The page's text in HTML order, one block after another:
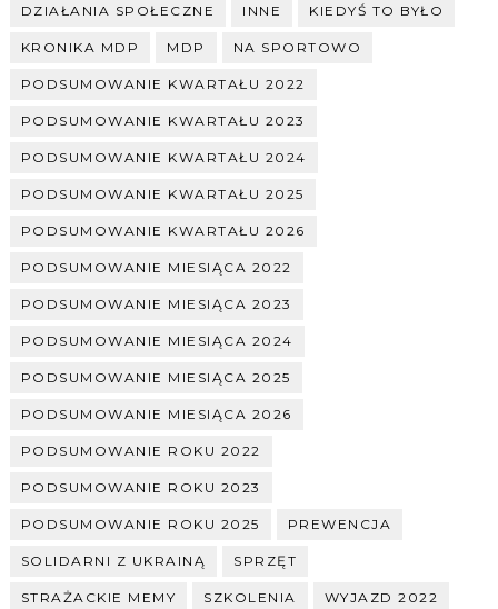
DZIAŁANIA SPOŁECZNE INNE KIEDYŚ TO BYŁO
KRONIKA MDP MDP NA SPORTOWO
PODSUMOWANIE KWARTAŁU 2022
PODSUMOWANIE KWARTAŁU 2023
PODSUMOWANIE KWARTAŁU 2024
PODSUMOWANIE KWARTAŁU 2025
PODSUMOWANIE KWARTAŁU 2026
PODSUMOWANIE MIESIĄCA 2022
PODSUMOWANIE MIESIĄCA 2023
PODSUMOWANIE MIESIĄCA 2024
PODSUMOWANIE MIESIĄCA 2025
PODSUMOWANIE MIESIĄCA 2026
PODSUMOWANIE ROKU 2022
PODSUMOWANIE ROKU 2023
PODSUMOWANIE ROKU 2025 PREWENCJA
SOLIDARNI Z UKRAINĄ SPRZĘT
STRAŻACKIE MEMY SZKOLENIA WYJAZD 2022